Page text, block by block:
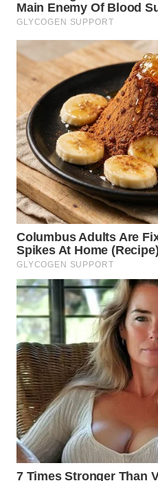
TANJUNG
LESUNG
WN
WN
SIMALUNGUN
WN
LABUHANBATU
WN
TAPANULI
TENGAH
WN DELI
SERDANG
WN
TEBING
TINGGI
WN
PAKPAK
WN
KARAWANG